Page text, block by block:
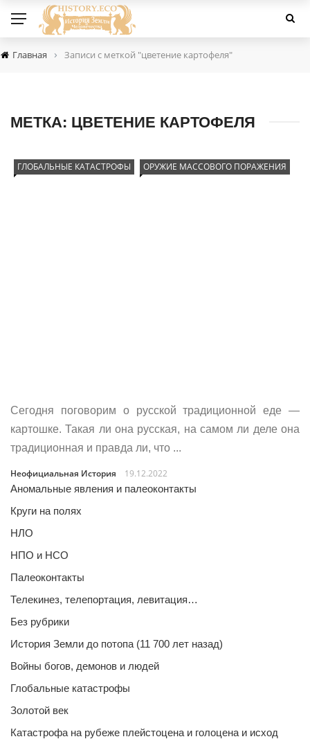
Главная › Записи с меткой "цветение картофеля"
МЕТКА: ЦВЕТЕНИЕ КАРТОФЕЛЯ
ГЛОБАЛЬНЫЕ КАТАСТРОФЫ ОРУЖИЕ МАССОВОГО ПОРАЖЕНИЯ
Сегодня поговорим о русской традиционной еде —
картошке. Такая ли она русская, на самом ли деле она
традиционная и правда ли, что ...
Неофициальная История
19.12.2022
Аномальные явления и палеоконтакты
Круги на полях
НЛО
НПО и НСО
Палеоконтакты
Телекинез, телепортация, левитация…
Без рубрики
История Земли до потопа (11 700 лет назад)
Войны богов, демонов и людей
Глобальные катастрофы
Золотой век
Катастрофа на рубеже плейстоцена и голоцена и исход